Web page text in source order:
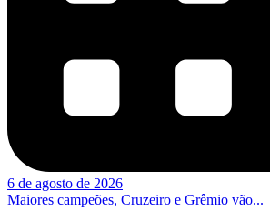
6 de agosto de 2026
Maiores campeões, Cruzeiro e Grêmio vão...